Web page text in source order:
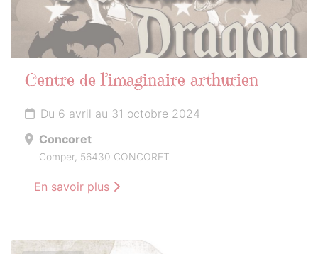
Centre de l’imaginaire arthurien
Du 6 avril au 31 octobre 2024
Concoret
Comper, 56430 CONCORET
En savoir plus